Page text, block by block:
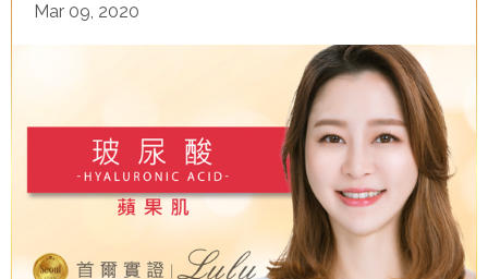
Mar 09, 2020